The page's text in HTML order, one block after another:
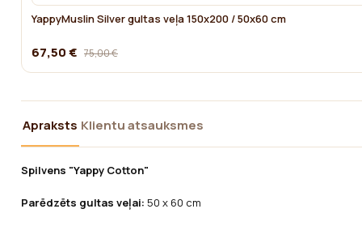
YappyMuslin Silver gultas veļa 150x200 / 50x60 cm
67,50 € 75,00 €
Apraksts Klientu atsauksmes
Spilvens "Yappy Cotton"
Parēdzēts gultas veļai: 50 x 60 cm